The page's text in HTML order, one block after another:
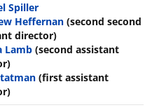
Spiller
Heffernan (second second
director)
Lamb (second assistant
(first assistant